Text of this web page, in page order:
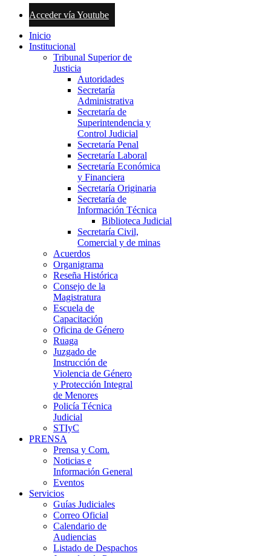
Acceder vía Youtube
Inicio
Institucional
Tribunal Superior de
Justicia
Autoridades
Secretaría
Administrativa
Secretaría de
Superintendencia y
Control Judicial
Secretaría Penal
Secretaría Laboral
Secretaría Económica
y Financiera
Secretaría Originaria
Secretaría de
Información Técnica
Biblioteca Judicial
Secretaría Civil,
Comercial y de minas
Acuerdos
Organigrama
Reseña Histórica
Consejo de la
Magistratura
Escuela de
Capacitación
Oficina de Género
Ruaga
Juzgado de
Instrucción de
Violencia de Género
y Protección Integral
de Menores
Policía Técnica
Judicial
STIyC
PRENSA
Prensa y Com.
Noticias e
Información General
Eventos
Servicios
Guías Judiciales
Correo Oficial
Calendario de
Audiencias
Listado de Despachos